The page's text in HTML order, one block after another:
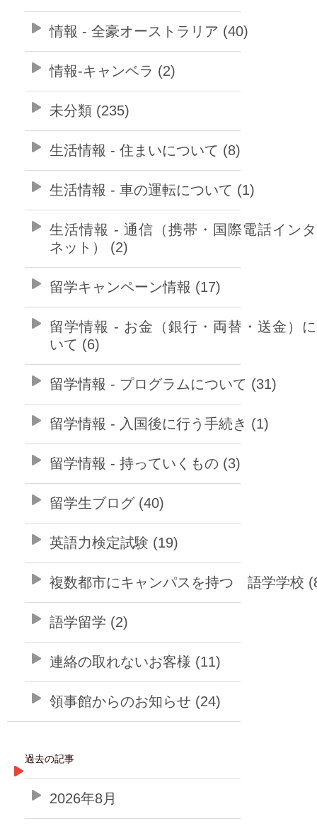
情報 - 全豪オーストラリア (40)
情報-キャンベラ (2)
未分類 (235)
生活情報 - 住まいについて (8)
生活情報 - 車の運転について (1)
生活情報 - 通信（携帯・国際電話イン
ネット） (2)
留学キャンペーン情報 (17)
留学情報 - お金（銀行・両替・送金）
いて (6)
留学情報 - プログラムについて (31)
留学情報 - 入国後に行う手続き (1)
留学情報 - 持っていくもの (3)
留学生ブログ (40)
英語力検定試験 (19)
複数都市にキャンパスを持つ 語学学校
語学留学 (2)
連絡の取れないお客様 (11)
領事館からのお知らせ (24)
過去の記事
2026年8月